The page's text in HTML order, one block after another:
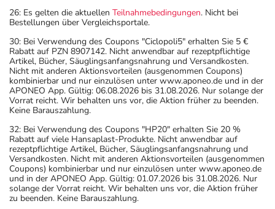
26: Es gelten die aktuellen Teilnahmebedingungen. Nicht bei
Bestellungen über Vergleichsportale.
30: Bei Verwendung des Coupons "Ciclopoli5" erhalten Sie 5 €
Rabatt auf PZN 8907142. Nicht anwendbar auf rezeptpflichtige
Artikel, Bücher, Säuglingsanfangsnahrung und Versandkosten.
Nicht mit anderen Aktionsvorteilen (ausgenommen Coupons)
kombinierbar und nur einzulösen unter www.aponeo.de und in der
APONEO App. Gültig: 06.08.2026 bis 31.08.2026. Nur solange der
Vorrat reicht. Wir behalten uns vor, die Aktion früher zu beenden.
Keine Barauszahlung.
32: Bei Verwendung des Coupons "HP20" erhalten Sie 20 %
Rabatt auf viele Hansaplast-Produkte. Nicht anwendbar auf
rezeptpflichtige Artikel, Bücher, Säuglingsanfangsnahrung und
Versandkosten. Nicht mit anderen Aktionsvorteilen (ausgenommen
Coupons) kombinierbar und nur einzulösen unter www.aponeo.de
und in der APONEO App. Gültig: 01.07.2026 bis 31.08.2026. Nur
solange der Vorrat reicht. Wir behalten uns vor, die Aktion früher
zu beenden. Keine Barauszahlung.